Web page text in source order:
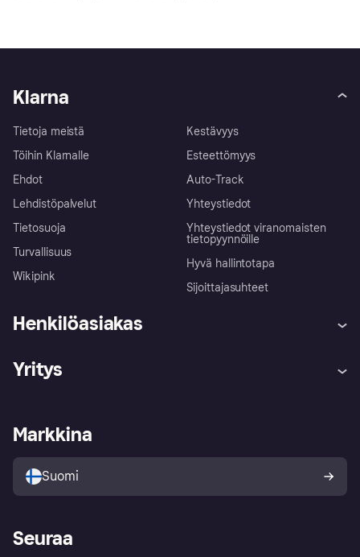
Klarna
Tietoja meistä
Töihin Klarnalle
Ehdot
Lehdistöpalvelut
Tietosuoja
Turvallisuus
Wikipink
Kestävyys
Esteettömyys
Auto-Track
Yhteystiedot
Yhteystiedot viranomaisten
tietopyynnöille
Hyvä hallintotapa
Sijoittajasuhteet
Henkilöasiakas
Ohje
Kirjaudu sisään
Tutustu kauppoihin
Ostajan turva
Yritys
Kirjaudu sisään yrityksenä
Markkina
Suomi
Seuraa